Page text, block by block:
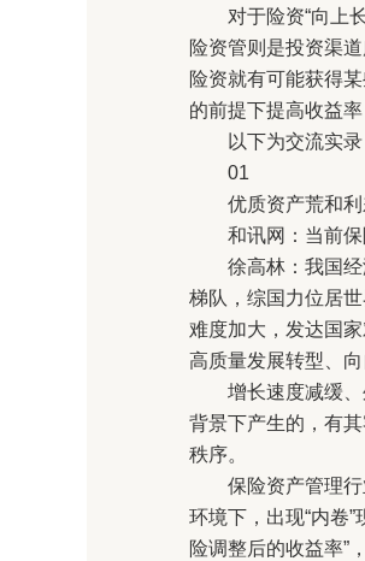
对于险资“向上长
险资管则是投资渠
险资就有可能获得
的前提下提高收益率
以下为交流实录
01
优质资产荒和利
和讯网：当前保险
徐高林：我国经
梯队，综国力位居
难度加大，发达国
高质量发展转型、
增长速度减缓、外
背景下产生的，有
秩序。
保险资产管理行
环境下，出现“内卷
险调整后的收益率”